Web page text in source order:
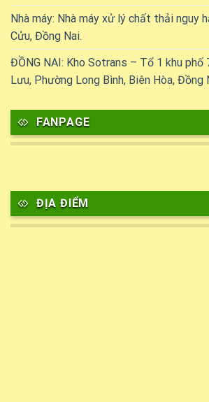
Nhà máy: Nhà máy xử lý chất thải nguy
Cửu, Đồng Nai.
ĐỒNG NAI: Kho Sotrans – Tổ 1 khu phố
Lưu, Phường Long Bình, Biên Hòa, Đồng
FANPAGE
ĐỊA ĐIỂM